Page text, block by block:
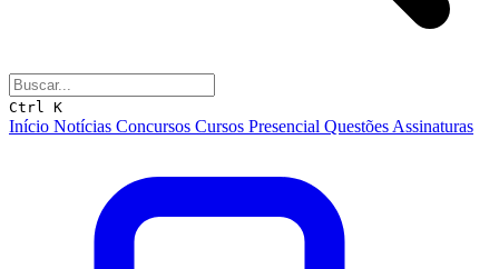
Ctrl K
Início Notícias Concursos Cursos Presencial Questões Assinaturas